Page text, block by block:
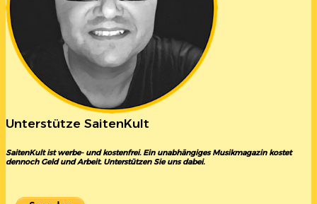
Unterstütze SaitenKult
SaitenKult ist werbe- und kostenfrei. Ein unabhängiges Musikmagazin kostet
dennoch Geld und Arbeit. Unterstützen Sie uns dabei.